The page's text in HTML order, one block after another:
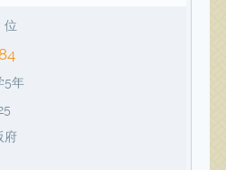
位
5年
府